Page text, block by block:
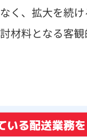
く、拡大を続
材料となる客